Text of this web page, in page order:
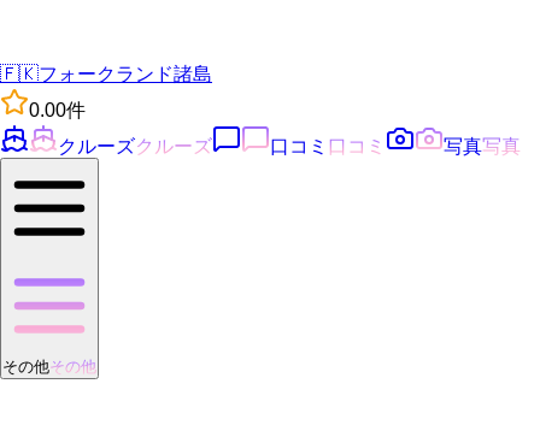
🇫🇰フォークランド諸島
0.00件
クルーズクルーズ 口コミ 口コミ 写真写真
その他その他